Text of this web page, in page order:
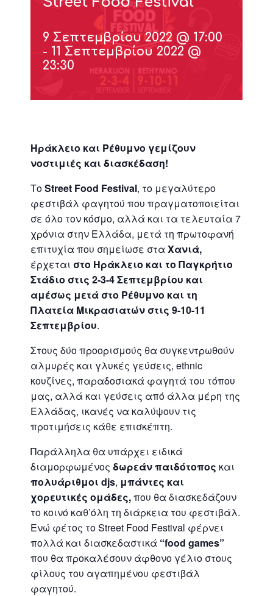
9 Σεπτεμβρίου 2022 @ 17:00
- 11 Σεπτεμβρίου 2022 @
23:30
Ηράκλειο και Ρέθυμνο γεμίζουν
νοστιμιές και διασκέδαση!
ΤοStreet Food Festival, το μεγαλύτερο
φεστιβάλ φαγητού που πραγματοποιείται
σε όλο τον κόσμο, αλλά και τα τελευταία 7
χρόνια στην Ελλάδα, μετά τη πρωτοφανή
επιτυχία που σημείωσε στα Χανιά,
έρχεται στο Ηράκλειο και το Παγκρήτιο
Στάδιο στις 2-3-4 Σεπτεμβρίου και
αμέσως μετά στο Ρέθυμνο και τη
Πλατεία Μικρασιατών στις 9-10-11
Σεπτεμβρίου.
Στους δύο προορισμούς θα συγκεντρωθούν
αλμυρές και γλυκές γεύσεις, ethnic
κουζίνες, παραδοσιακά φαγητά του τόπου
μας, αλλά και γεύσεις από άλλα μέρη της
Ελλάδας, ικανές να καλύψουν τις
προτιμήσεις κάθε επισκέπτη.
Παράλληλα θα υπάρχει ειδικά
διαμορφωμένος δωρεάν παιδότοπος και
πολυάριθμοι djs, μπάντες και
χορευτικές ομάδες,που θα διασκεδάζουν
το κοινό καθ’όλη τη διάρκεια του φεστιβάλ.
Ενώ φέτος το Street Food Festival φέρνει
πολλά και διασκεδαστικά “food games”
που θα προκαλέσουν άφθονο γέλιο στους
φίλους του αγαπημένου φεστιβάλ
φαγητού.